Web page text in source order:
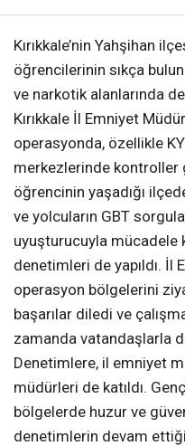
Kırıkkale’nin Yahşihan
öğrencilerinin sıkça
ve narkotik alanlarında
Kırıkkale İl Emniyet
operasyonda, özellikle
merkezlerinde kontroller
öğrencinin yaşadığı
ve yolcuların GBT
uyuşturucuyla mücadele
denetimleri de yapıldı. İl
operasyon bölgelerini
başarılar diledi ve
zamanda vatandaşlarla
Denetimlere, il emniyet
müdürleri de katıldı.
bölgelerde huzur ve
denetimlerin devam